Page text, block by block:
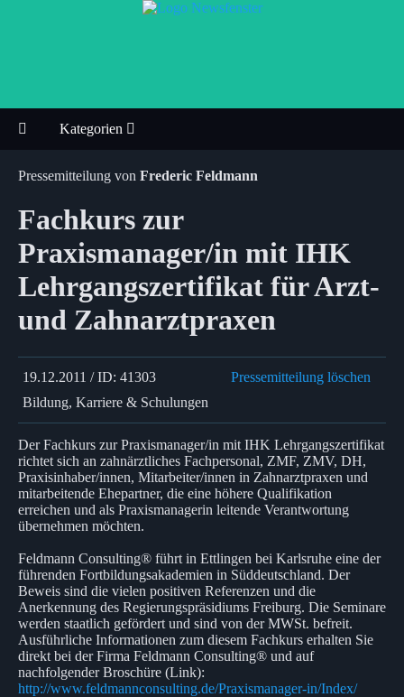
Kategorien
Pressemitteilung von Frederic Feldmann
Fachkurs zur
Praxismanager/in mit IHK
Lehrgangszertifikat für Arzt-
und Zahnarztpraxen
19.12.2011 / ID: 41303
Pressemitteilung löschen
Bildung, Karriere & Schulungen
Der Fachkurs zur Praxismanager/in mit IHK Lehrgangszertifikat
richtet sich an zahnärztliches Fachpersonal, ZMF, ZMV, DH,
Praxisinhaber/innen, Mitarbeiter/innen in Zahnarztpraxen und
mitarbeitende Ehepartner, die eine höhere Qualifikation
erreichen und als Praxismanagerin leitende Verantwortung
übernehmen möchten.
Feldmann Consulting® führt in Ettlingen bei Karlsruhe eine der
führenden Fortbildungsakademien in Süddeutschland. Der
Beweis sind die vielen positiven Referenzen und die
Anerkennung des Regierungspräsidiums Freiburg. Die Seminare
werden staatlich gefördert und sind von der MWSt. befreit.
Ausführliche Informationen zum diesem Fachkurs erhalten Sie
direkt bei der Firma Feldmann Consulting® und auf
nachfolgender Broschüre (Link):
http://www.feldmannconsulting.de/Praxismanager-in/Index/